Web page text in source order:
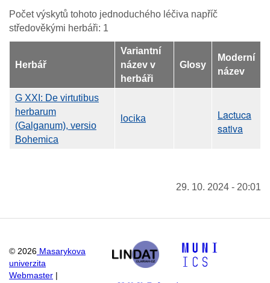
Počet výskytů tohoto jednoduchého léčiva napříč
středověkými herbáři: 1
Herbář
Variantní
název v
herbáři
Glosy
Moderní
název
G XXI: De virtutibus
herbarum
(Galganum), versio
Bohemica
locika
Lactuca
sativa
29. 10. 2024 - 20:01
© 2026 Masarykova
univerzita
Webmaster